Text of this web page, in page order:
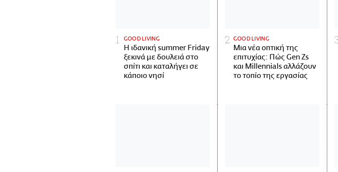
GOOD LIVING
Η ιδανική summer Friday
ξεκινά με δουλειά στο
σπίτι και καταλήγει σε
κάποιο νησί
GOOD LIVING
Μια νέα οπτική της
επιτυχίας: Πώς Gen Zs
και Millennials αλλάζουν
το τοπίο της εργασίας